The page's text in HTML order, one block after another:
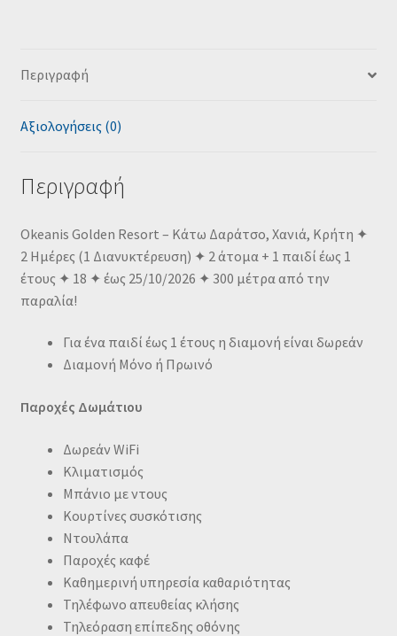
Περιγραφή
Αξιολογήσεις (0)
Περιγραφή
Okeanis Golden Resort – Κάτω Δαράτσο, Χανιά, Κρήτη ✦
2 Ημέρες (1 Διανυκτέρευση) ✦ 2 άτομα + 1 παιδί έως 1
έτους ✦ 18 ✦ έως 25/10/2026 ✦ 300 μέτρα από την
παραλία!
Για ένα παιδί έως 1 έτους η διαμονή είναι δωρεάν
Διαμονή Μόνο ή Πρωινό
Παροχές Δωμάτιου
Δωρεάν WiFi
Κλιματισμός
Μπάνιο με ντους
Κουρτίνες συσκότισης
Ντουλάπα
Παροχές καφέ
Καθημερινή υπηρεσία καθαριότητας
Τηλέφωνο απευθείας κλήσης
Τηλεόραση επίπεδης οθόνης